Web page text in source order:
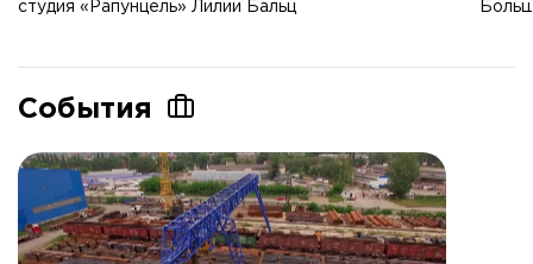
студия «Рапунцель» Лилии Бальц
События